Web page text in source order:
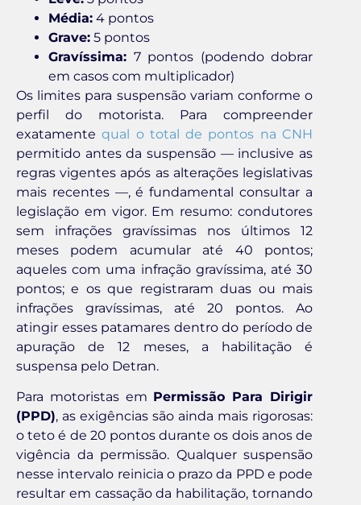
Média: 4 pontos
Grave: 5 pontos
Gravíssima: 7 pontos (podendo dobrar
em casos com multiplicador)
Os limites para suspensão variam conforme o
perfil do motorista. Para compreender
exatamentequal o total de pontos na CNH
permitido antes da suspensão — inclusive as
regras vigentes após as alterações legislativas
mais recentes —, é fundamental consultar a
legislação em vigor. Em resumo: condutores
sem infrações gravíssimas nos últimos 12
meses podem acumular até 40 pontos;
aqueles com uma infração gravíssima, até 30
pontos; e os que registraram duas ou mais
infrações gravíssimas, até 20 pontos. Ao
atingir esses patamares dentro do período de
apuração de 12 meses, a habilitação é
suspensa pelo Detran.
Para motoristas em Permissão Para Dirigir
(PPD), as exigências são ainda mais rigorosas:
o teto é de 20 pontos durante os dois anos de
vigência da permissão. Qualquer suspensão
nesse intervalo reinicia o prazo da PPD e pode
resultar em cassação da habilitação, tornando